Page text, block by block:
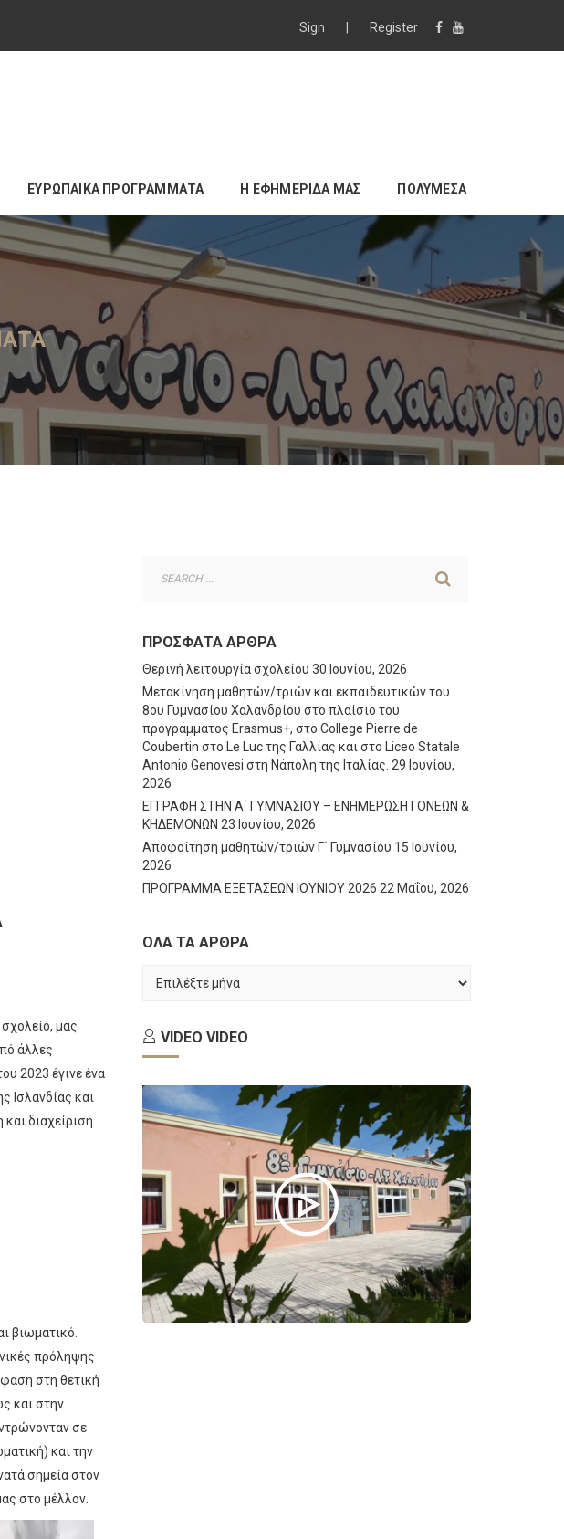
Sign Register
ΕΥΡΩΠΑΙΚΑ ΠΡΟΓΡΑΜΜΑΤΑ Η ΕΦΗΜΕΡΙΔΑ ΜΑΣ ΠΟΛΥΜΕΣΑ
μας
άλλες
2023 έγινε ένα
Ισλανδίας και
διαχείριση
βιωματικό.
πρόληψης
στη θετική
και στην
σε
και την
σημεία στον
στο μέλλον.
ΠΡΌΣΦΑΤΑ ΆΡΘΡΑ
Θερινή λειτουργία σχολείου 30 Ιουνίου, 2026
Μετακίνηση μαθητών/τριών και εκπαιδευτικών του
8ου Γυμνασίου Χαλανδρίου στο πλαίσιο του
προγράμματος Erasmus+, στο College Pierre de
Coubertin στο Le Luc της Γαλλίας και στο Liceo Statale
Antonio Genovesi στη Νάπολη της Ιταλίας. 29 Ιουνίου,
2026
ΕΓΓΡΑΦΗ ΣΤΗΝ Α΄ ΓΥΜΝΑΣΙΟΥ – ΕΝΗΜΕΡΩΣΗ ΓΟΝΕΩΝ &
ΚΗΔΕΜΟΝΩΝ 23 Ιουνίου, 2026
Αποφοίτηση μαθητών/τριών Γ΄ Γυμνασίου 15 Ιουνίου,
2026
ΠΡΟΓΡΑΜΜΑ ΕΞΕΤΑΣΕΩΝ ΙΟΥΝΙΟΥ 2026 22 Μαΐου, 2026
ΟΛΑ ΤΑ ΑΡΘΡΑ
ΤΑ
VIDEO VIDEO